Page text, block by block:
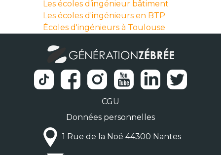
Les écoles d’ingénieur bâtiment
Les écoles d'ingénieurs en BTP
Écoles d'ingénieurs à Toulouse
CGU
Données personnelles
1 Rue de la Noë 44300 Nantes